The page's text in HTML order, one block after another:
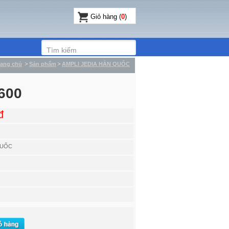
Giỏ hàng (0)
chủ Sản phẩm AMPLI JEDIA HÀN QUỐC